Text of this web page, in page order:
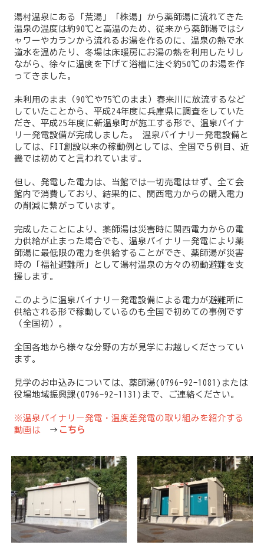
湯村温泉にある「荒湯」「株湯」から薬師湯に流れてきた
温泉の温度は約90℃と高温のため、従来から薬師湯ではシ
ャワーやカランから流れるお湯を作るのに、温泉の熱で水
道水を温めたり、冬場は床暖房にお湯の熱を利用したりし
ながら、徐々に温度を下げて浴槽に注ぐ約50℃のお湯を作
ってきました。
未利用のまま（90℃や75℃のまま）春来川に放流するなど
していたことから、平成24年度に兵庫県に調査をしていた
だき、平成25年度に新温泉町が施工する形で、温泉バイナ
リー発電設備が完成しました。 温泉バイナリー発電設備と
しては、FIT創設以来の稼動例としては、全国で５例目、近
畿では初めてと言われています。
但し、発電した電力は、当館では一切売電はせず、全て会
館内で消費しており、結果的に、関西電力からの購入電力
の削減に繋がっています。
完成したことにより、薬師湯は災害時に関西電力からの電
力供給が止まった場合でも、温泉バイナリー発電により薬
師湯に最低限の電力を供給することができ、薬師湯が災害
時の「福祉避難所」として湯村温泉の方々の初動避難を支
援します。
このように温泉バイナリー発電設備による電力が避難所に
供給される形で稼動しているのも全国で初めての事例です
（全国初）。
全国各地から様々な分野の方が見学にお越しくださってい
ます。
見学のお申込みについては、薬師湯(0796-92-1081)または
役場地域振興課(0796-92-1131)まで、ご連絡ください。
※温泉バイナリー発電・温度差発電の取り組みを紹介する
動画は → こちら